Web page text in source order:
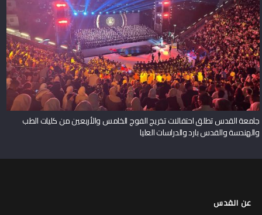
جامعة القدس تطلق احتفالات تخريج الفوج الخامس والأربعين من كليات الطب
والهندسة والقدس بارد والدراسات العليا
عن القدس